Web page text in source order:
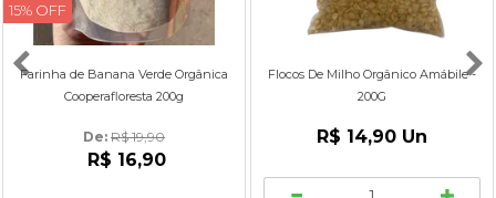
15% OFF
Farinha de Banana Verde Orgânica
Cooperafloresta 200g
De: R$ 19,90
R$ 16,90
Flocos De Milho Orgânico Amábile -
200G
R$ 14,90 Un